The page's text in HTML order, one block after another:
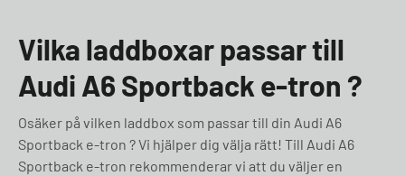
Vilka laddboxar passar till
Audi A6 Sportback e-tron ?
Osäker på vilken laddbox som passar till din Audi A6
Sportback e-tron ? Vi hjälper dig välja rätt! Till Audi A6
Sportback e-tron rekommenderar vi att du väljer en